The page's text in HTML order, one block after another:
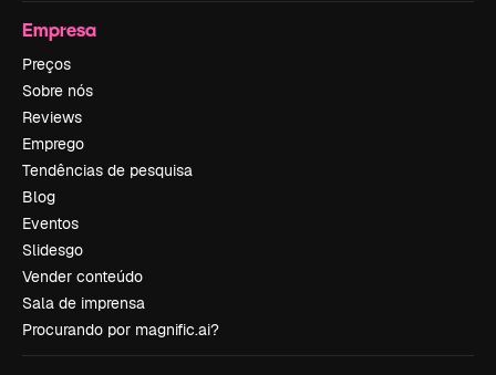
Empresa
Preços
Sobre nós
Reviews
Emprego
Tendências de pesquisa
Blog
Eventos
Slidesgo
Vender conteúdo
Sala de imprensa
Procurando por magnific.ai?